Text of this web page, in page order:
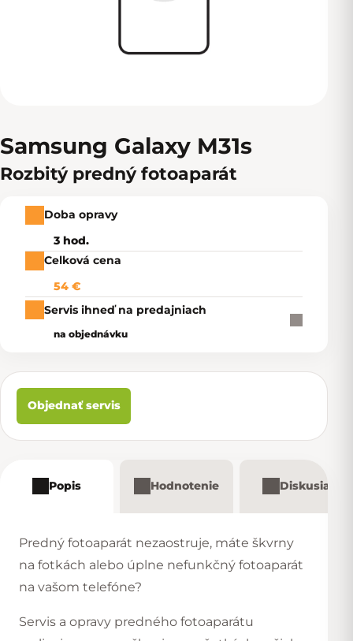
Samsung Galaxy M31s
Rozbitý predný fotoaparát
Doba opravy
3 hod.
Celková cena
54 €
Servis ihneď na predajniach
na objednávku
Objednať servis
Popis Hodnotenie Diskusia
Predný fotoaparát nezaostruje, máte škvrny
na fotkách alebo úplne nefunkčný fotoaparát
na vašom telefóne?
Servis a opravy predného fotoaparátu